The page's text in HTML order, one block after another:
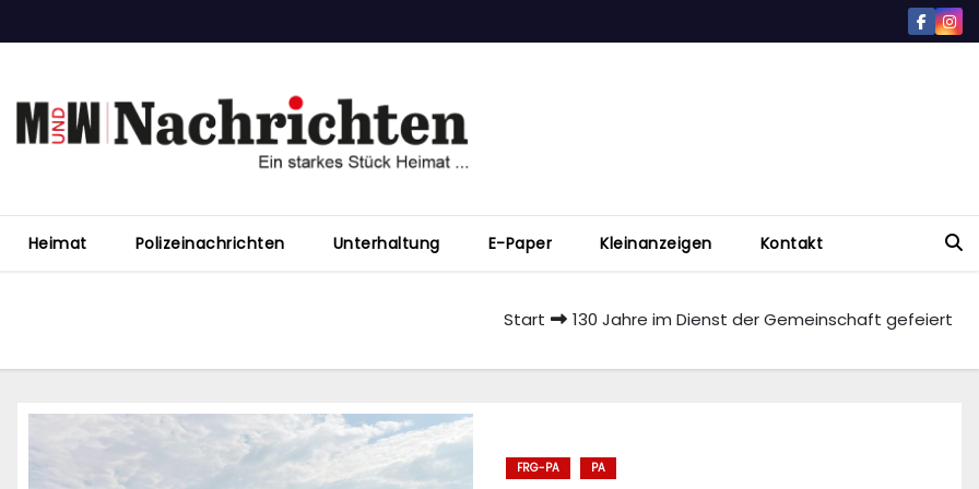
Heimat Polizeinachrichten Unterhaltung E-Paper Kleinanzeigen Kontakt
Start 130 Jahre im Dienst der Gemeinschaft gefeiert
FRG-PA PA